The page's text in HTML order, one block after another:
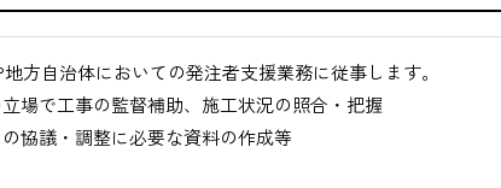
ください。
）
い。＞
方自治体においての発注者支援業務に従事します。
場で工事の監督補助、施工状況の照合・把握
協議・調整に必要な資料の作成等